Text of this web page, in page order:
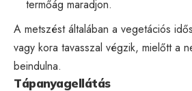
termőág maradjon.
A metszést általában a vegetációs
vagy kora tavasszal végzik, mielőtt a
beindulna.
Tápanyagellátás